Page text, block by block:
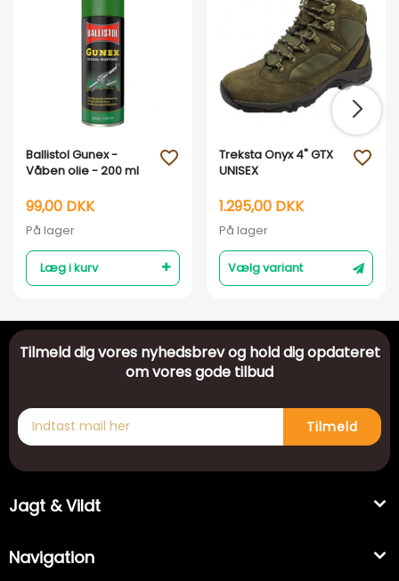
Ballistol Gunex -
Våben olie - 200 ml
99,00 DKK
På lager
Læg i kurv
favorite_outline
Treksta Onyx 4" GTX
UNISEX
1.295,00 DKK
På lager
Vælg variant
favorite_outline
Tilmeld dig vores nyhedsbrev og hold dig opdateret
om vores gode tilbud
Tilmeld
Jagt & Vildt
Navigation